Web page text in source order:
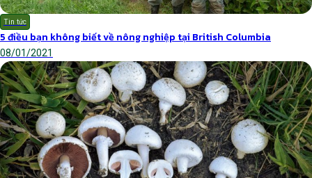
Tin tức
5 điều bạn không biết về nông nghiệp tại British Columbia
08/01/2021